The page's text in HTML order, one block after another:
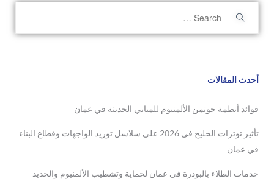
أحدث المقالات
فوائد أنظمة جوتمن الألمنيوم للمباني الحديثة في عمان
تأثير توترات الخليج في 2026 على سلاسل توريد الواجهات وقطاع البناء
في عمان
خدمات الطلاء بالبودرة في عمان لحماية وتشطيب الألمنيوم والحديد